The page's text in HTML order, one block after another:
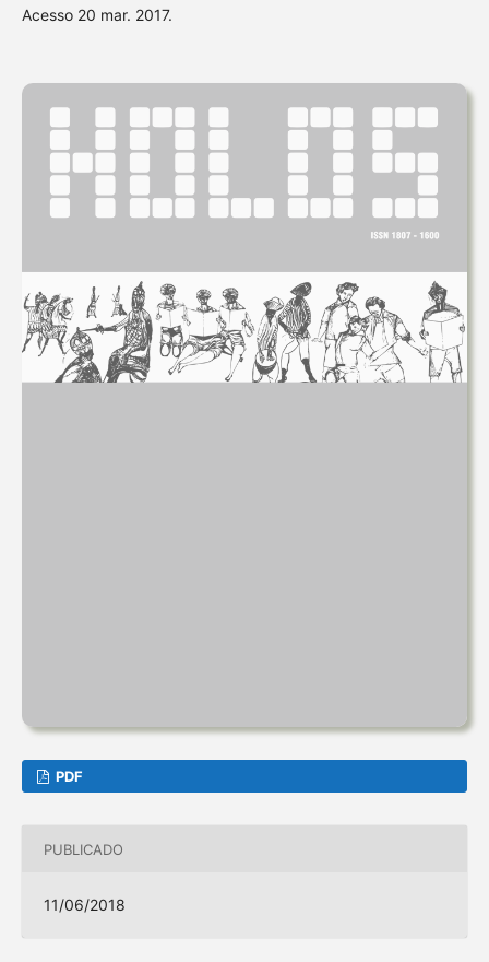
Acesso 20 mar. 2017.
PDF
PUBLICADO
11/06/2018